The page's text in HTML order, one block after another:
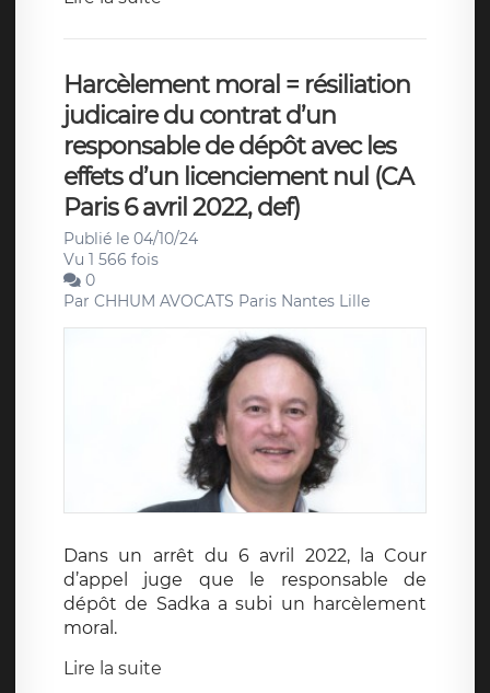
Harcèlement moral = résiliation
judicaire du contrat d’un
responsable de dépôt avec les
effets d’un licenciement nul (CA
Paris 6 avril 2022, def)
Publié le 04/10/24
Vu 1 566 fois
0
Par CHHUM AVOCATS Paris Nantes Lille
Dans un arrêt du 6 avril 2022, la Cour
d’appel juge que le responsable de
dépôt de Sadka a subi un harcèlement
moral.
Lire la suite